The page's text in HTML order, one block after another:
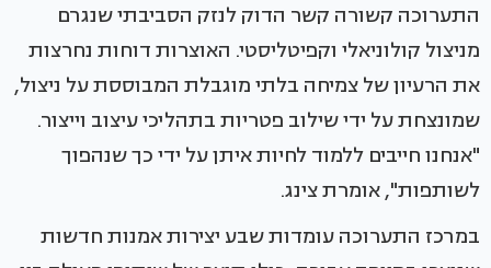
התערוכה קשורה קשר הדוק לנזק הסביבתי שנגרם
מניצול קולוניאלי וקפיטליסטי. האוצרות דוחות נחרצות
את הרעיון של צמיחה בלתי מוגבלת המבוססת על ניצול,
שמונצחת על ידי שילוב פטריות בתהליכי עיצוב וייצור.
"אנחנו חייבים ללמוד לחיות איתן על ידי כך שנהפוך
לשותפות", אומרת צינג.
במרכז התערוכה עומדות שבע יצירות אמנות חדשות